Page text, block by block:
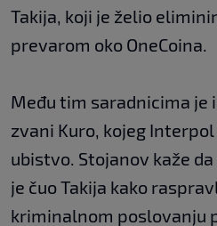
Takija, koji je želio
prevarom oko OneCoina.
Među tim saradnicima je
zvani Kuro, kojeg
ubistvo. Stojanov kaže
je čuo Takija kako
kriminalnom poslovanju